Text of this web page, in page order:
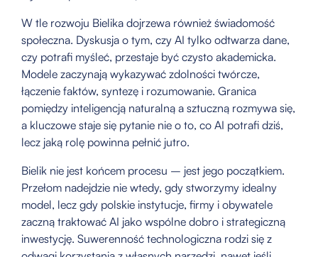
W tle rozwoju Bielika dojrzewa również świadomość
społeczna. Dyskusja o tym, czy AI tylko odtwarza dane,
czy potrafi myśleć, przestaje być czysto akademicka.
Modele zaczynają wykazywać zdolności twórcze,
łączenie faktów, syntezę i rozumowanie. Granica
pomiędzy inteligencją naturalną a sztuczną rozmywa się,
a kluczowe staje się pytanie nie o to, co AI potrafi dziś,
lecz jaką rolę powinna pełnić jutro.
Bielik nie jest końcem procesu – jest jego początkiem.
Przełom nadejdzie nie wtedy, gdy stworzymy idealny
model, lecz gdy polskie instytucje, firmy i obywatele
zaczną traktować AI jako wspólne dobro i strategiczną
inwestycję. Suwerenność technologiczna rodzi się z